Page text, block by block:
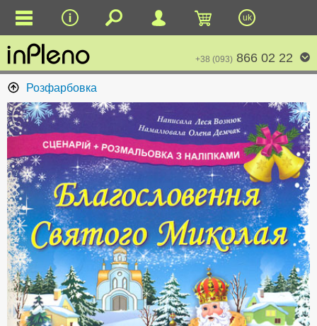
uk
+38 (093) 866 02 22
Розфарбовка